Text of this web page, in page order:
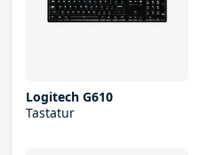
Logitech G610
Tastatur